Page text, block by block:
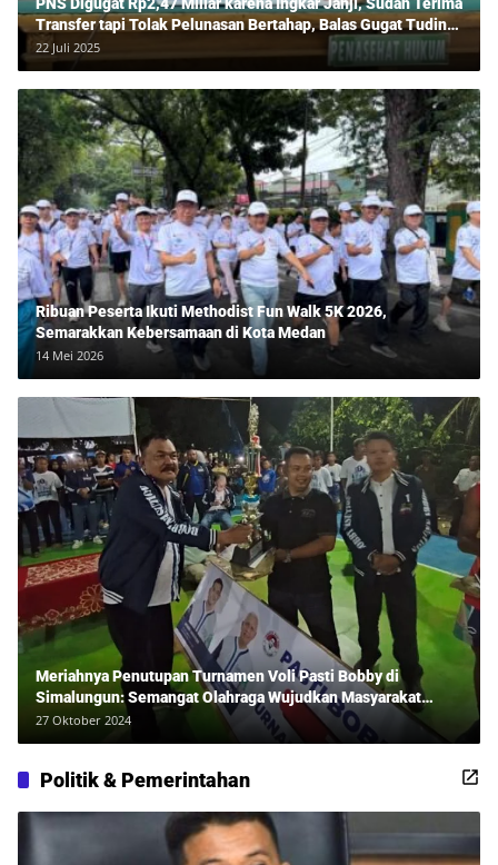
Transfer tapi Tolak Pelunasan Bertahap, Balas Gugat Tuding
Lawan Tipu Rp850 Juta
22 Juli 2025
Ribuan Peserta Ikuti Methodist Fun Walk 5K 2026,
Semarakkan Kebersamaan di Kota Medan
14 Mei 2026
Meriahnya Penutupan Turnamen Voli Pasti Bobby di
Simalungun: Semangat Olahraga Wujudkan Masyarakat
Sehat Bersama Erwan Rozadi dan Ribuan Penonton!
27 Oktober 2024
Politik & Pemerintahan